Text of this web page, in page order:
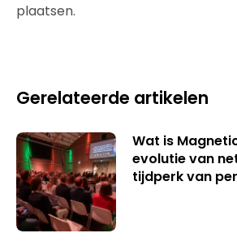
plaatsen.
Gerelateerde artikelen
Wat is
evolutie van
tijdperk van